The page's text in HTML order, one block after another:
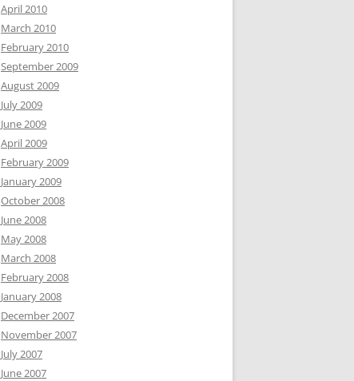
April 2010
March 2010
February 2010
September 2009
August 2009
July 2009
June 2009
April 2009
February 2009
January 2009
October 2008
June 2008
May 2008
March 2008
February 2008
January 2008
December 2007
November 2007
July 2007
June 2007